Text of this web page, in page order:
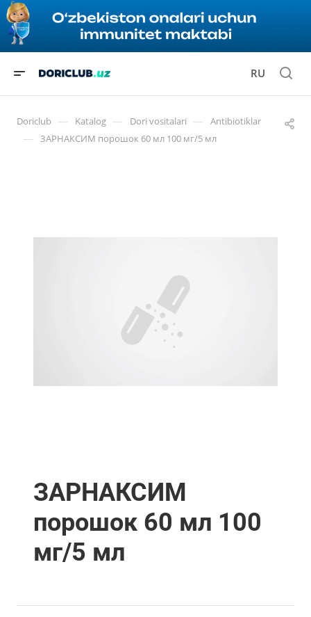
RU
Doriclub — Katalog — Dori vositalari — Antibiotiklar
— ЗАРНАКСИМ порошок 60 мл 100 мг/5 мл
ЗАРНАКСИМ
порошок 60 мл 100
мг/5 мл